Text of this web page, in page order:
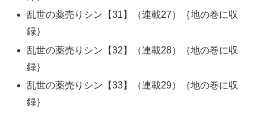
乱世の薬売りシン【31】（連載27）｛地の巻に収
録｝
乱世の薬売りシン【32】（連載28）｛地の巻に収
録｝
乱世の薬売りシン【33】（連載29）｛地の巻に収
録｝